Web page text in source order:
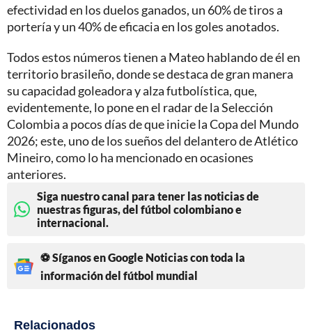
efectividad en los duelos ganados, un 60% de tiros a
portería y un 40% de eficacia en los goles anotados.
Todos estos números tienen a Mateo hablando de él en
territorio brasileño, donde se destaca de gran manera
su capacidad goleadora y alza futbolística, que,
evidentemente, lo pone en el radar de la Selección
Colombia a pocos días de que inicie la Copa del Mundo
2026; este, uno de los sueños del delantero de Atlético
Mineiro, como lo ha mencionado en ocasiones
anteriores.
Siga nuestro canal para tener las noticias de
nuestras figuras, del fútbol colombiano e
internacional.
⚽ Síganos en Google Noticias con toda la
información del fútbol mundial
Relacionados